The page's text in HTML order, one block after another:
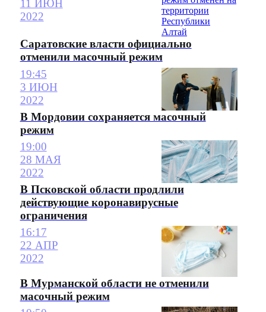
11 ИЮН
2022
Саратовские власти официально
отменили масочный режим
19:45
3 ИЮН
2022
В Мордовии сохраняется масочный
режим
19:00
28 МАЯ
2022
В Псковской области продлили
действующие коронавирусные
ограничения
16:17
22 АПР
2022
В Мурманской области не отменили
масочный режим